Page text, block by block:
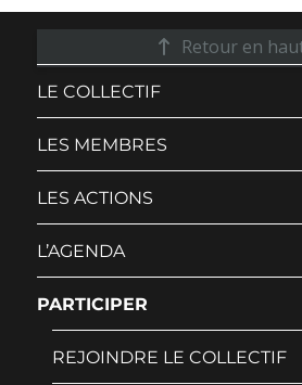
Retour en
LE COLLECTIF
LES MEMBRES
LES ACTIONS
L’AGENDA
PARTICIPER
REJOINDRE LE COLLECTIF